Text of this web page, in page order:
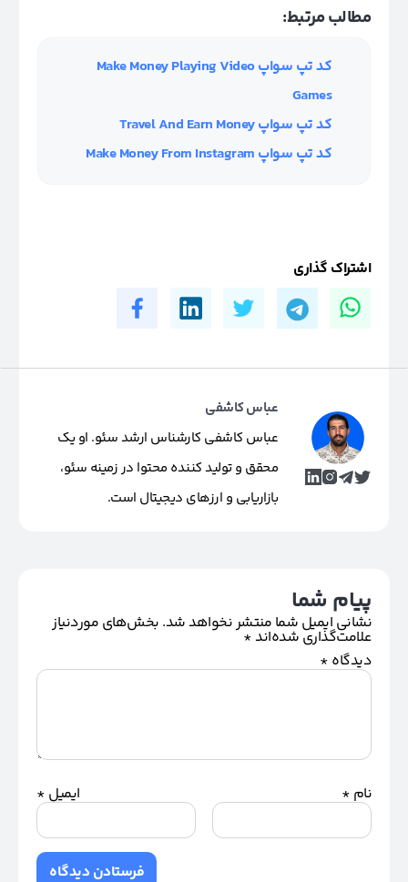
مطالب مرتبط:
کد تپ سواپ Make Money Playing Video
Games
کد تپ سواپ Travel And Earn Money
کد تپ سواپ Make Money From Instagram
اشتراک گذاری
عباس کاشفی
عباس کاشفی کارشناس ارشد سئو. او یک
محقق و تولید کننده محتوا در زمینه سئو،
بازاریابی و ارزهای دیجیتال است.
پیام شما
نشانی ایمیل شما منتشر نخواهد شد. بخش‌های موردنیاز
علامت‌گذاری شده‌اند*
دیدگاه *
نام * ایمیل *